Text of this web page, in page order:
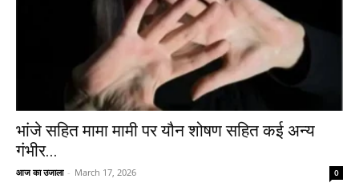
भांजे सहित मामा मामी पर यौन शोषण सहित कई अन्य
गंभीर...
आज का उजाला - March 17, 2026 0